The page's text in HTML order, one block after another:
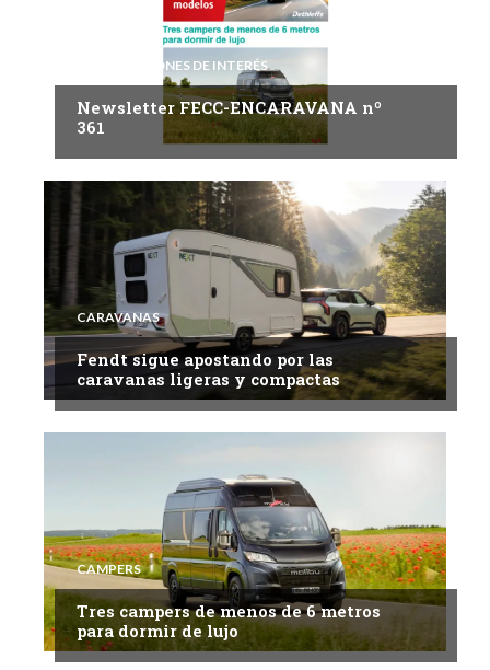
INFORMACIONES DE INTERÉS
Newsletter FECC-ENCARAVANA nº
361
CARAVANAS
Fendt sigue apostando por las
caravanas ligeras y compactas
CAMPERS
Tres campers de menos de 6 metros
para dormir de lujo